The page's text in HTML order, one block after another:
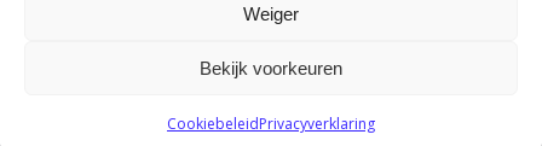
Weiger
Bekijk voorkeuren
CookiebeleidPrivacyverklaring
Voorwaarden|Cookieverklaring|Privacyreglement